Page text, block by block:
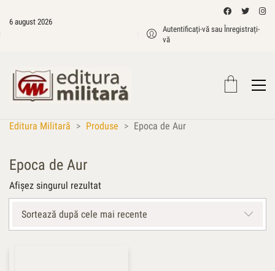
6 august 2026
Autentificați-vă sau Înregistrați-
vă
Editura Militară > Produse > Epoca de Aur
Epoca de Aur
Afișez singurul rezultat
Sortează după cele mai recente